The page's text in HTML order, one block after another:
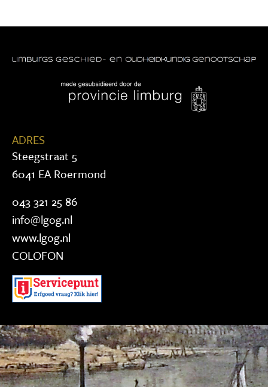
ADRES
Steegstraat 5
6041 EA Roermond
043 321 25 86
info@lgog.nl
www.lgog.nl
COLOFON